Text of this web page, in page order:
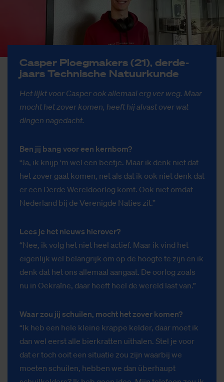
Casper Ploeg­ma­kers (21), der­de­
jaars Tech­ni­sche Na­tuur­kun­de
Het lijkt voor Casper ook allemaal erg ver weg. Maar
mocht het zover komen, heeft hij alvast over wat
dingen nagedacht.
Ben jij bang voor een kernbom?
“Ja, ik knijp ‘m wel een beetje. Maar ik denk niet dat
het zover gaat komen, net als dat ik ook niet denk dat
er een Derde Wereldoorlog komt. Ook niet omdat
Nederland bij de Verenigde Naties zit.”
Lees je het nieuws hierover?
“Nee, ik volg het niet heel actief. Maar ik vind het
eigenlijk wel belangrijk om op de hoogte te zijn en ik
denk dat het ons allemaal aangaat. De oorlog zoals
nu in Oekraïne, daar heeft heel de wereld last van.”
Waar zou jij schuilen, mocht het zover komen?
“Ik heb een hele kleine krappe kelder, daar moet ik
dan wel eerst alle bierkratten uithalen. Stel je voor
dat er toch ooit een situatie zou zijn waarbij we
moeten schuilen, hebben we dan überhaupt